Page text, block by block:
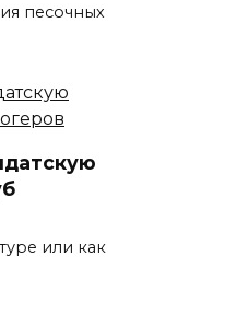
песочных
или как